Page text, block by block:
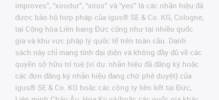
improves”, “xirodur”, “xiros” và “yes” là các nhãn hiệu đã
được bảo hộ hợp pháp của igus® SE & Co. KG, Cologne,
tại Cộng hòa Liên bang Đức cũng như tại nhiều quốc
gia và khu vực pháp lý quốc tế trên toàn cầu. Danh
sách này chỉ mang tính đại diện và không đầy đủ về các
quyền sở hữu trí tuệ (ví dụ: nhãn hiệu đã đăng ký hoặc
các đơn đăng ký nhãn hiệu đang chờ phê duyệt) của
igus® SE & Co. KG hoặc các công ty liên kết tại Đức,